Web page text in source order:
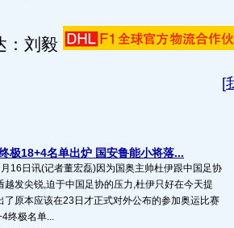
刘毅
[
极18+4名单出炉 国安鲁能小将落...
16日讯(记者董宏磊)因为国奥主帅杜伊跟中国足协
越发尖锐,迫于中国足协的压力,杜伊只好在今天提
了原本应该在23日才正式对外公布的参加奥运比赛
终极名单...